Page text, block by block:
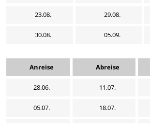
23.08. 29.08.
30.08. 05.09.
Anreise Abreise
28.06. 11.07.
05.07. 18.07.